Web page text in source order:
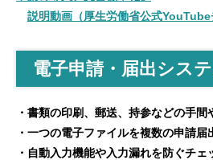
説明動画（厚生労働省公式YouTube
電子申請・届出シス
・書類の印刷、郵送、持参などの手間
・一つの電子ファイルを複数の申請届
・自動入力機能や入力漏れを防ぐチェ